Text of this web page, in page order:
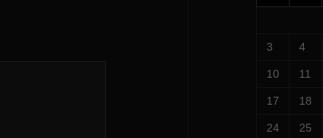
3 4
10 11
17 18
24 25